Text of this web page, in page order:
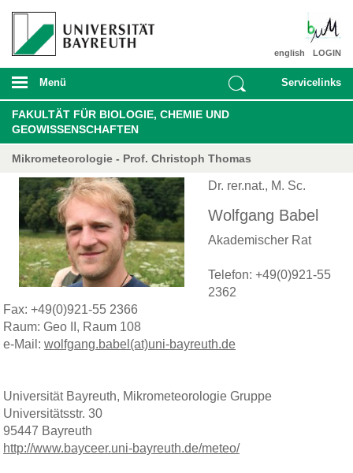
LOGIN
english
Menü Servicelinks
FAKULTÄT FÜR BIOLOGIE, CHEMIE UND
GEOWISSENSCHAFTEN
Mikrometeorologie - Prof. Christoph Thomas
Dr. rer.nat., M. Sc.
Wolfgang Babel
Akademischer Rat
Telefon: +49(0)921-55
2362
Fax: +49(0)921-55 2366
Raum: Geo II, Raum 108
e-Mail: wolfgang.babel(at)uni-bayreuth.de
Universität Bayreuth, Mikrometeorologie Gruppe
Universitätsstr. 30
95447 Bayreuth
http://www.bayceer.uni-bayreuth.de/meteo/